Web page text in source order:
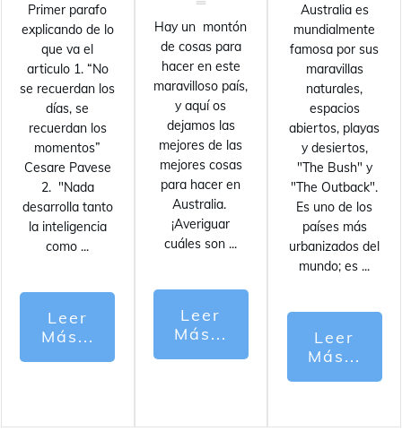
Primer parafo
explicando de lo
que va el
articulo 1. “No
se recuerdan los
días, se
recuerdan los
momentos”
Cesare Pavese
2. "Nada
desarrolla tanto
la inteligencia
como ...
Leer
Más...
Hay un montón
de cosas para
hacer en este
maravilloso país,
y aquí os
dejamos las
mejores de las
mejores cosas
para hacer en
Australia.
¡Averiguar
cuáles son ...
Leer
Más...
Australia es
mundialmente
famosa por sus
maravillas
naturales,
espacios
abiertos, playas
y desiertos,
"The Bush" y
"The Outback".
Es uno de los
países más
urbanizados del
mundo; es ...
Leer
Más...